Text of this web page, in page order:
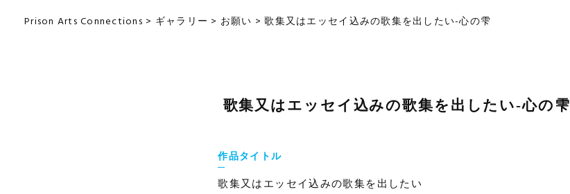
Prison Arts Connections > ギャラリー > お願い >歌集又はエッセイ込みの歌集を出したい-心の雫
歌集又はエッセイ込みの歌集を出したい-心の雫
作品タイトル
歌集又はエッセイ込みの歌集を出したい